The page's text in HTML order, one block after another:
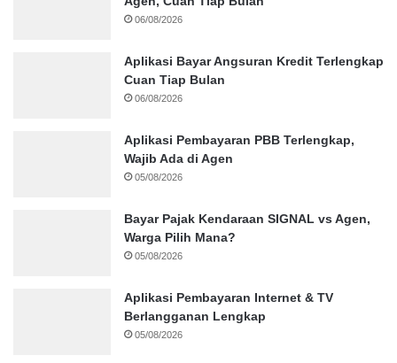
06/08/2026
Aplikasi Bayar Angsuran Kredit Terlengkap
Cuan Tiap Bulan
06/08/2026
Aplikasi Pembayaran PBB Terlengkap,
Wajib Ada di Agen
05/08/2026
Bayar Pajak Kendaraan SIGNAL vs Agen,
Warga Pilih Mana?
05/08/2026
Aplikasi Pembayaran Internet & TV
Berlangganan Lengkap
05/08/2026